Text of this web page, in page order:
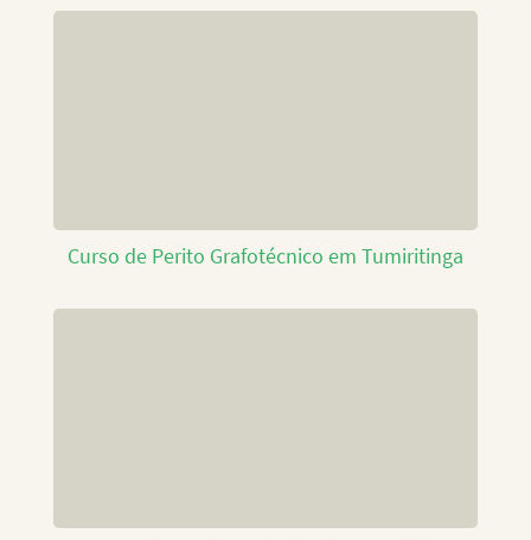
Curso de Perito Grafotécnico em Tumiritinga